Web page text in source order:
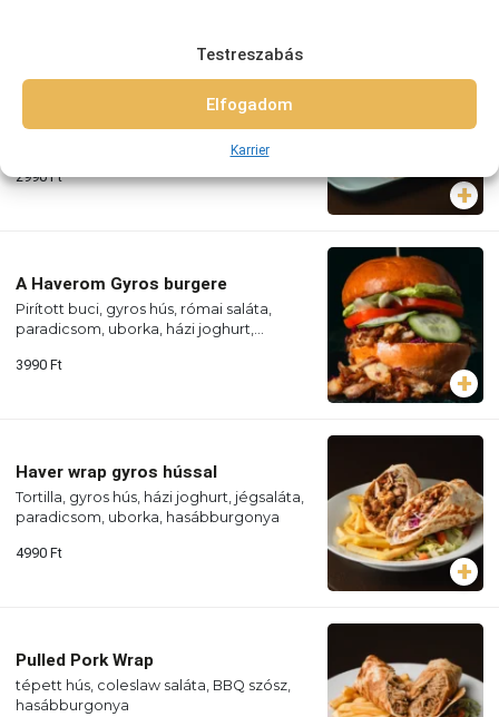
Elfogadom
Testreszabás
Karrier
A Haverom Gyros tortillája
Csirkemellfilé, jégsaláta, paradicsom,
uborka, lilahagyma, házi joghurt
2990Ft
A Haverom Gyros burgere
Pirított buci, gyros hús, római saláta,
paradicsom, uborka, házi joghurt,
3990 Ft
Haver wrap gyros hússal
Tortilla, gyros hús, házi joghurt, jégsaláta,
paradicsom, uborka, hasábburgonya
4990 Ft
Pulled Pork Wrap
tépett hús, coleslaw saláta, BBQ szósz,
hasábburgonya